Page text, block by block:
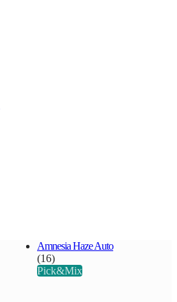
Amnesia Haze Auto
(16)
Pick&Mix